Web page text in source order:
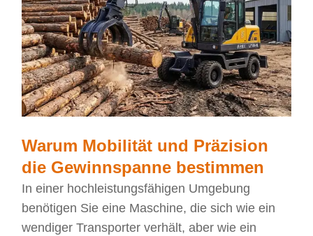
Warum Mobilität und Präzision
die Gewinnspanne bestimmen
In einer hochleistungsfähigen Umgebung
benötigen Sie eine Maschine, die sich wie ein
wendiger Transporter verhält, aber wie ein